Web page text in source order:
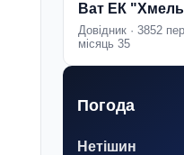
Ват ЕК
Довідник · 3852
місяць 35
Погода
Нетішин